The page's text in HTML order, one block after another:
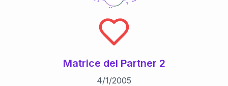
60
3
3
Matrice del Partner 2
4/1/2005